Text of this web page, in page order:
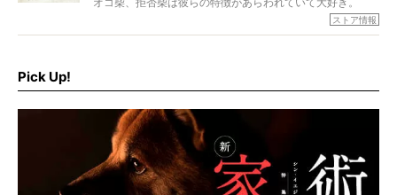
でもちょっと待て…もうひとつ、忘れてはならない愛おしい
シーンがあったぞ。それは、背中を丸めて“ウンチなう”の姿
ストア情報
Pick Up!